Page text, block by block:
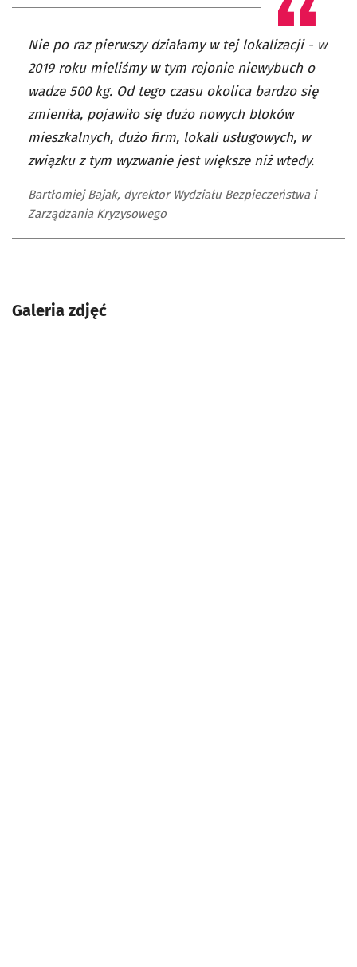
Nie po raz pierwszy działamy w tej lokalizacji - w
2019 roku mieliśmy w tym rejonie niewybuch o
wadze 500 kg. Od tego czasu okolica bardzo się
zmieniła, pojawiło się dużo nowych bloków
mieszkalnych, dużo firm, lokali usługowych, w
związku z tym wyzwanie jest większe niż wtedy.
Bartłomiej Bajak, dyrektor Wydziału Bezpieczeństwa i
Zarządzania Kryzysowego
Galeria zdjęć